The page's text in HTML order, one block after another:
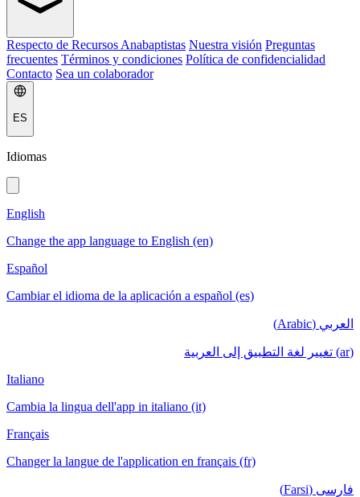
Respecto de Recursos Anabaptistas Nuestra visión Preguntas
frecuentes Términos y condiciones Política de confidencialidad
Contacto Sea un colaborador
ES
Idiomas
English
Change the app language to English (en)
Español
Cambiar el idioma de la aplicación a español (es)
العربي (Arabic)
(ar) تغيير لغة التطبيق إلى العربية
Italiano
Cambia la lingua dell'app in italiano (it)
Français
Changer la langue de l'application en français (fr)
فارسی (Farsi)